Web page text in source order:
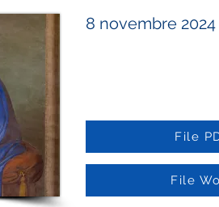
8 novembre 2024
File
File